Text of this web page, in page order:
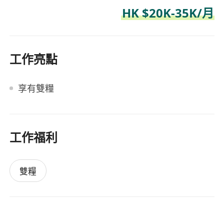
HK $20K-35K/月
工作亮點
享有雙糧
工作福利
雙糧